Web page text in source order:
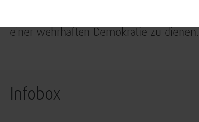
einer wehrhaften Demokratie zu dienen.
Infobox